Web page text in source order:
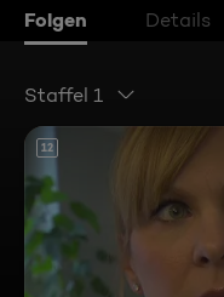
Folgen Details
Staffel 1
12